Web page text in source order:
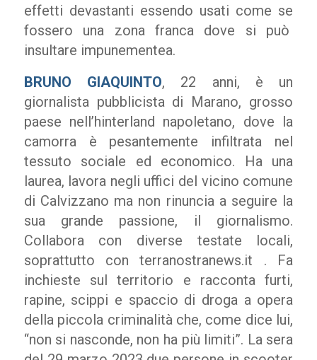
effetti devastanti essendo usati come se
fossero una zona franca dove si può
insultare impunementea.
BRUNO GIAQUINTO, 22 anni, è un
giornalista pubblicista di Marano, grosso
paese nell’hinterland napoletano, dove la
camorra è pesantemente infiltrata nel
tessuto sociale ed economico. Ha una
laurea, lavora negli uffici del vicino comune
di Calvizzano ma non rinuncia a seguire la
sua grande passione, il giornalismo.
Collabora con diverse testate locali,
soprattutto con terranostranews.it . Fa
inchieste sul territorio e racconta furti,
rapine, scippi e spaccio di droga a opera
della piccola criminalità che, come dice lui,
“non si nasconde, non ha più limiti”. La sera